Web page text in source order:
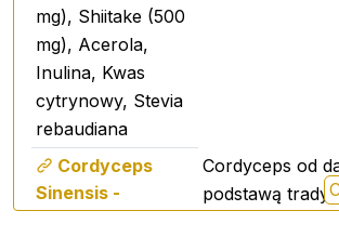
mikroflorę jelitową.
Inne składniki
Kwas cytrynowy, naturalny
czekoladowy, stewia jako
Smak czekolady w każdej
mg), Shiitake (500
mg), Acerola,
Inulina, Kwas
cytrynowy, Stevia
rebaudiana
Cordyceps
Sinensis -
Cordyceps od
podstawą